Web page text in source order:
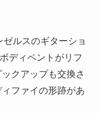
ルスのギターショ
ディペントがリフ
クアップも交換さ
ファイの形跡があ